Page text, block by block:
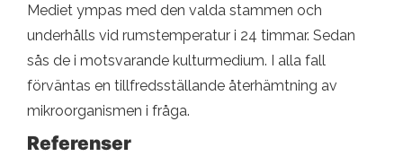
Mediet ympas med den valda stammen och
underhålls vid rumstemperatur i 24 timmar. Sedan
sås de i motsvarande kulturmedium. I alla fall
förväntas en tillfredsställande återhämtning av
mikroorganismen i fråga.
Referenser